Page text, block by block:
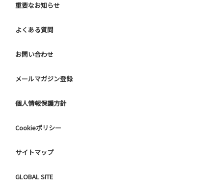
重要なお知らせ
よくある質問
お問い合わせ
メールマガジン登録
個人情報保護方針
Cookieポリシー
サイトマップ
GLOBAL SITE